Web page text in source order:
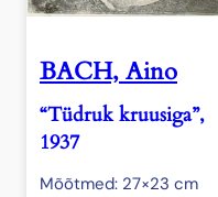
BACH, Aino
“Tüdruk kruusiga”,
1937
Mõõtmed: 27×23 cm